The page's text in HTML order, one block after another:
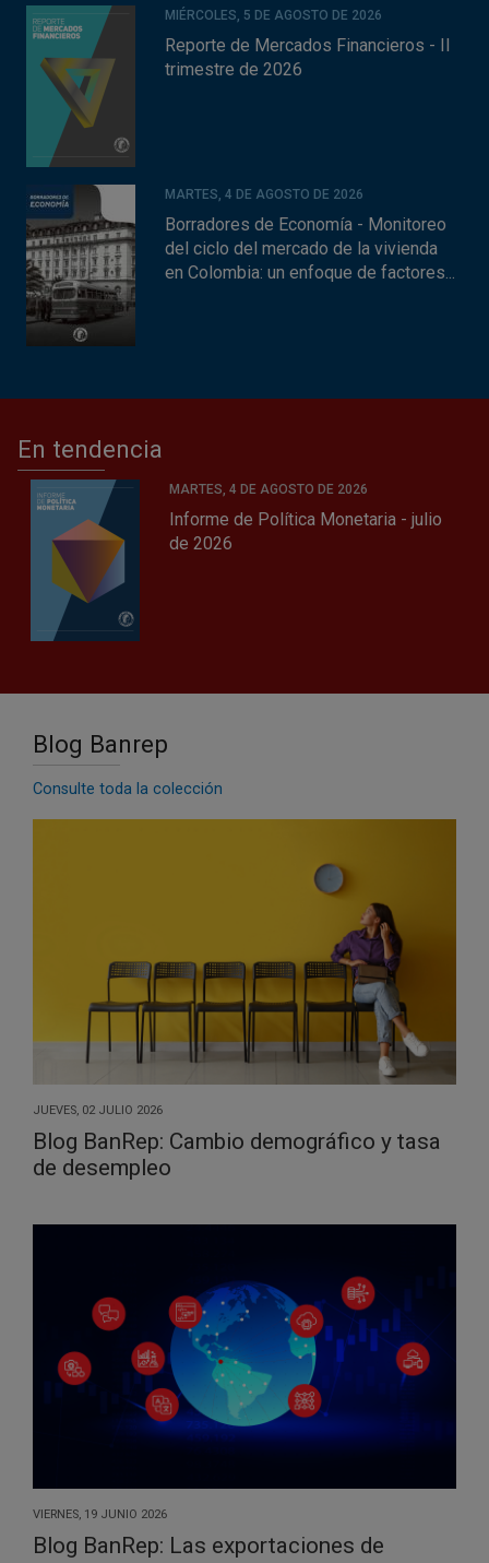
MIÉRCOLES, 5 DE AGOSTO DE 2026
Reporte de Mercados Financieros - II
trimestre de 2026
MARTES, 4 DE AGOSTO DE 2026
Borradores de Economía - Monitoreo
del ciclo del mercado de la vivienda
en Colombia: un enfoque de factores...
En tendencia
MARTES, 4 DE AGOSTO DE 2026
Informe de Política Monetaria - julio
de 2026
Blog Banrep
Consulte toda la colección
JUEVES, 02 JULIO 2026
Blog BanRep: Cambio demográfico y tasa
de desempleo
VIERNES, 19 JUNIO 2026
Blog BanRep: Las exportaciones de